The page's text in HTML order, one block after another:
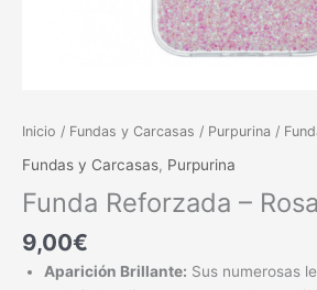
Inicio / Fundas y Carcasas / Purpurina /
Fundas y Carcasas, Purpurina
Funda Reforzada – Rosa
9,00€
Aparición Brillante: Sus numerosas